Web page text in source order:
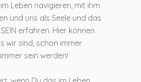
Leben navigieren, mit ihm
und uns als Seele und das
erfahren. Hier können
wir sind, schon immer
sein werden!